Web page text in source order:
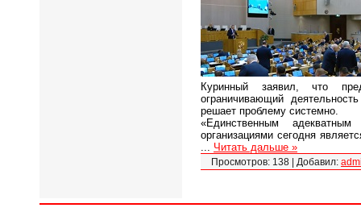
Куринный заявил, что
ограничивающий
решает проблему системно.
«Единственным
организациями сегодня
Читать дальше »
Просмотров: 138 | Добавил: